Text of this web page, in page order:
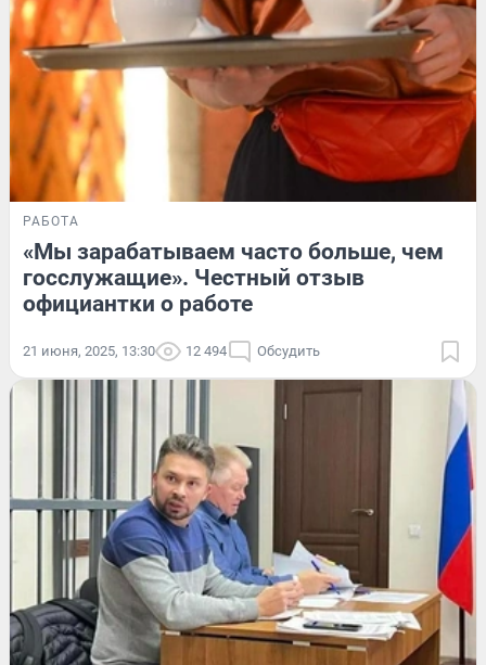
РАБОТА
«Мы зарабатываем часто больше, чем
госслужащие». Честный отзыв
официантки о работе
21 июня, 2025, 13:30 12 494 Обсудить